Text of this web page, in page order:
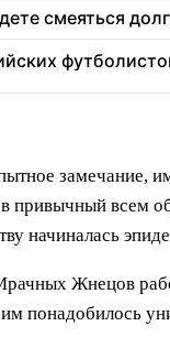
смеяться
замечание,
привычный всем
начиналась
Жнецов
понадобилось